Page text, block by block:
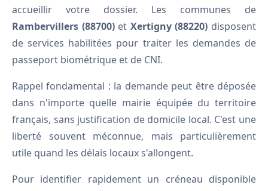
accueillir votre dossier. Les communes de
Rambervillers (88700)et Xertigny (88220) disposent
de services habilitées pour traiter les demandes de
passeport biométrique et de CNI.
Rappel fondamental : la demande peut être déposée
dans n'importe quelle mairie équipée du territoire
français, sans justification de domicile local. C'est une
liberté souvent méconnue, mais particulièrement
utile quand les délais locaux s'allongent.
Pour identifier rapidement un créneau disponible